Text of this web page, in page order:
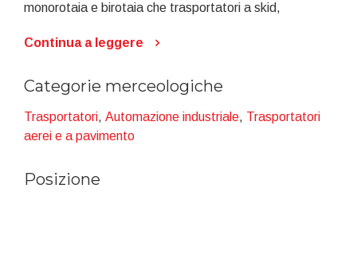
monorotaia e birotaia che trasportatori a skid,
essere in grado di fornire la soluzione più idonea ad ogni
Continua a leggere
Categorie merceologiche
Trasportatori, Automazione industriale, Trasportatori
aerei e a pavimento
Posizione